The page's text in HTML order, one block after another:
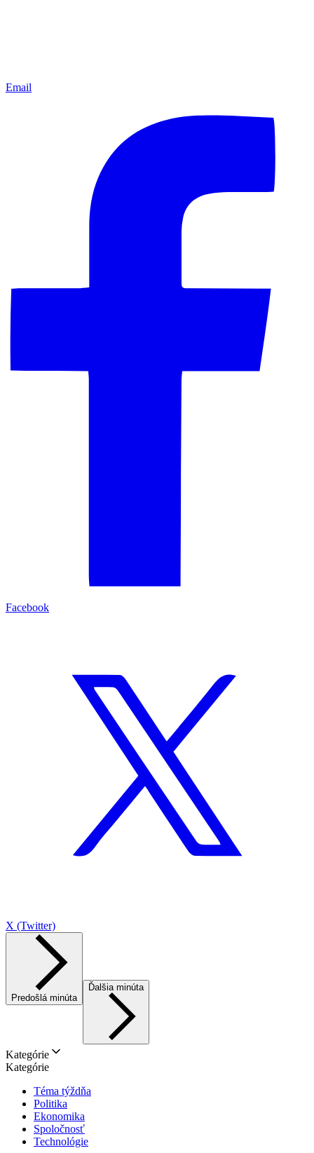
Email
Facebook
X (Twitter)
Predošlá minúta
Ďalšia minúta
Kategórie
Kategórie
Téma týždňa
Politika
Ekonomika
Spoločnosť
Technológie